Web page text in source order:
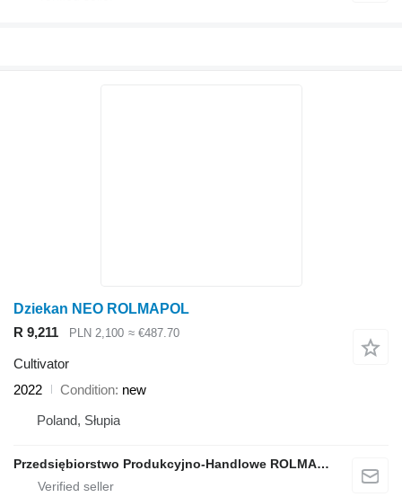
Dziekan NEO ROLMAPOL
R 9,211
PLN 2,100 ≈ €487.70
Cultivator
2022
Condition new
Poland, Słupia
Przedsiębiorstwo Produkcyjno-Handlowe ROLMAPOL Marcin Dziekan